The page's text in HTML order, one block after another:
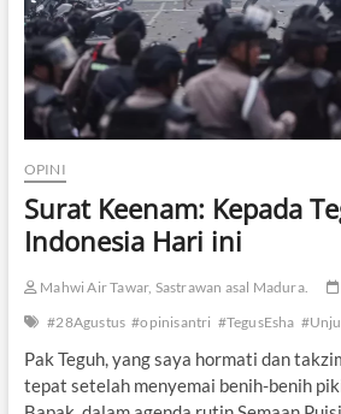
e
l
o
m
b
n
e
m
o
r
s
i
a
OPINI
Surat Keenam: Kepada
Indonesia Hari ini
Mahwi Air Tawar, Sastrawan asal Madura.
#28Agustus #opinisantri #TegusEsha
Pak Teguh, yang saya hormati dan
tepat setelah menyemai benih-benih